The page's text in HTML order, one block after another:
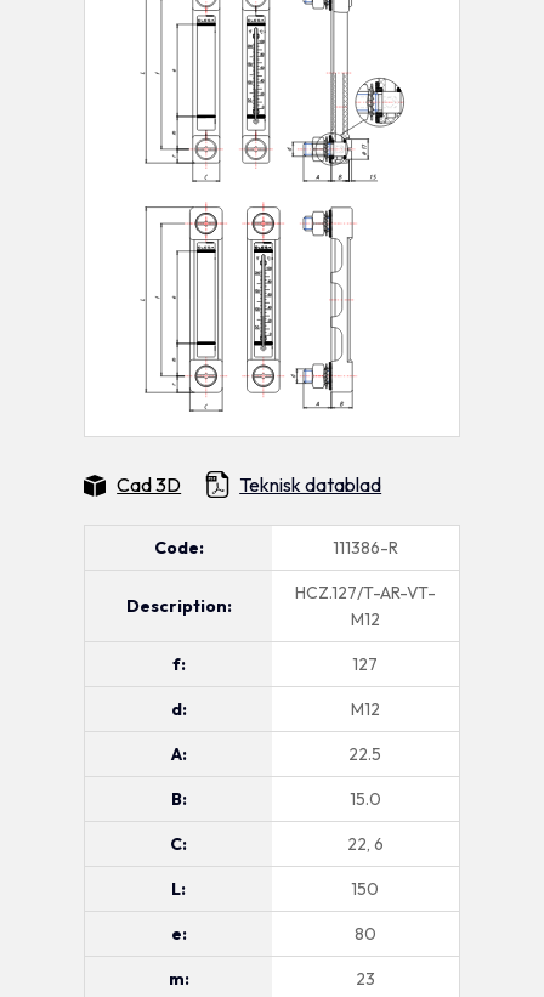
Code: 111386-R
Description:
HCZ.127/T-AR-VT-
M12
f: 127
d: M12
A: 22.5
B: 15.0
C: 22, 6
L: 150
e: 80
m: 23
Cad 3D Teknisk datablad